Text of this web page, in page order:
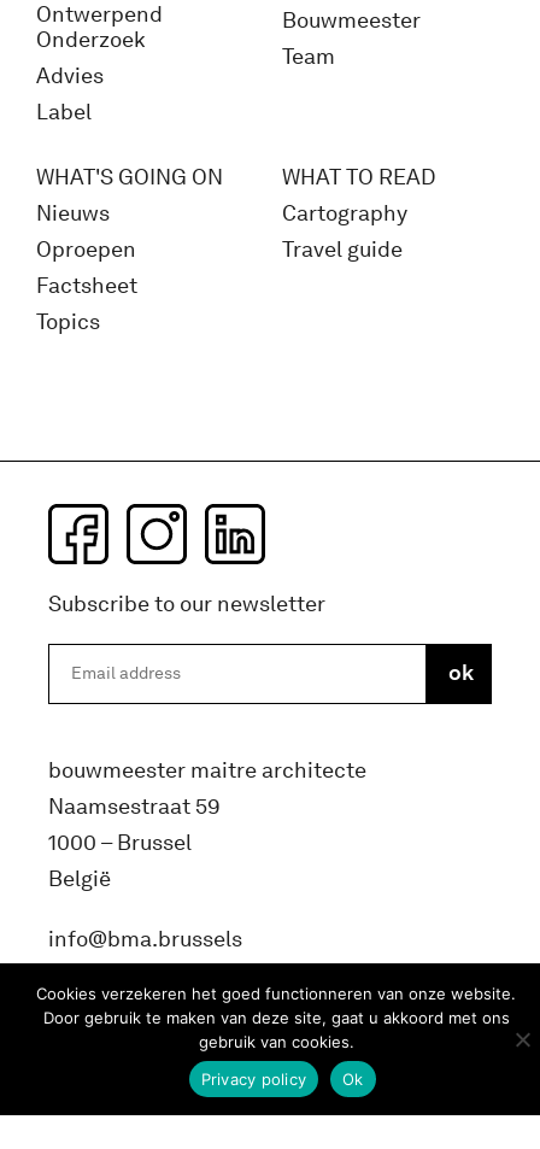
Ontwerpend
Onderzoek
Advies
Label
Bouwmeester
Team
WHAT'S GOING ON
Nieuws
Oproepen
Factsheet
Topics
WHAT TO READ
Cartography
Travel guide
Subscribe to our newsletter
bouwmeester maitre architecte
Naamsestraat 59
1000 – Brussel
België
info@bma.brussels
Cookies verzekeren het goed functionneren van onze website.
Door gebruik te maken van deze site, gaat u akkoord met ons
gebruik van cookies.
Ok
Privacy policy